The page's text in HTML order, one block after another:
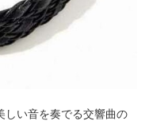
しい音を奏でる交響曲の